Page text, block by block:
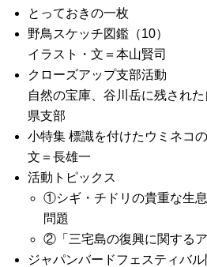
とっておきの一枚
野鳥スケッチ図鑑（10）
イラスト・文＝本山賢司
クローズアップ支部活動
自然の宝庫、谷川岳に残され
県支部
小特集 標識を付けたウミネコ
文＝長雄一
活動トピックス
①シギ・チドリの貴重な生
問題
②「三宅島の復興に関する
ジャパンバードフェスティバ